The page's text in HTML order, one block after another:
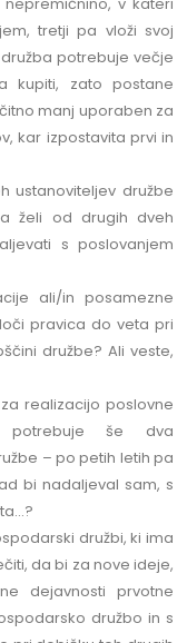
tretji pa vloži svoj
potrebuje večje
kupiti, zato postane
manj uporaben za
kar izpostavita prvi in
ustanoviteljev družbe
želi od drugih dveh
s poslovanjem
ali/in posamezne
pravica do veta pri
družbe? Ali veste,
realizacijo poslovne
še dva
– po petih letih pa
bi nadaljeval sam, s
družbi, ki ima
da bi za nove ideje,
dejavnosti prvotne
družbo in s